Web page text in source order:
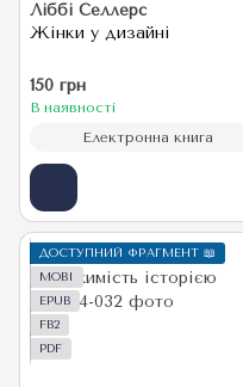
Ліббі Селлерс
Жінки у дизайні
150 грн
В наявності
Електронна книга
ДОСТУПНИЙ ФРАГМЕНТ 📖
MOBI
EPUB
FB2
PDF